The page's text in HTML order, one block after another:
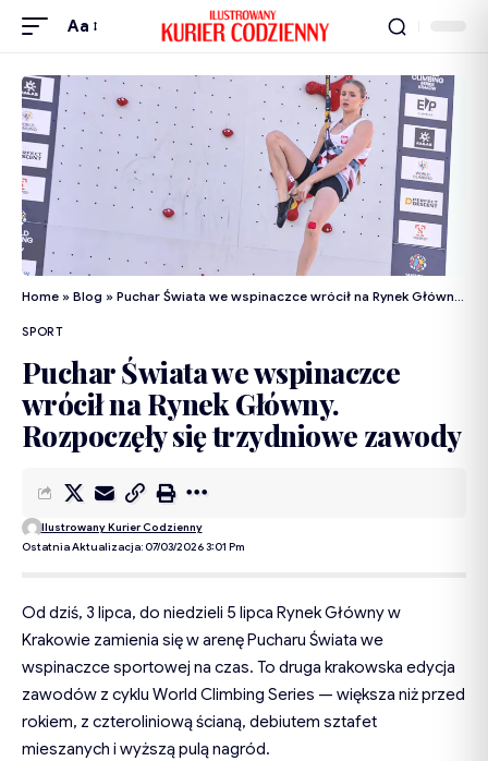
Aa
Home » Blog » Puchar Świata we wspinaczce wrócił na Rynek Główny. Rozpoczęły się trzydniowe zawody
SPORT
Puchar Świata we wspinaczce
wrócił na Rynek Główny.
Rozpoczęły się trzydniowe zawody
Ostatnia Aktualizacja: 07/03/2026 3:01 Pm
Ilustrowany Kurier Codzienny
Od dziś, 3 lipca, do niedzieli 5 lipca Rynek Główny w
Krakowie zamienia się w arenę Pucharu Świata we
wspinaczce sportowej na czas. To druga krakowska edycja
zawodów z cyklu World Climbing Series — większa niż przed
rokiem, z czteroliniową ścianą, debiutem sztafet
mieszanych i wyższą pulą nagród.